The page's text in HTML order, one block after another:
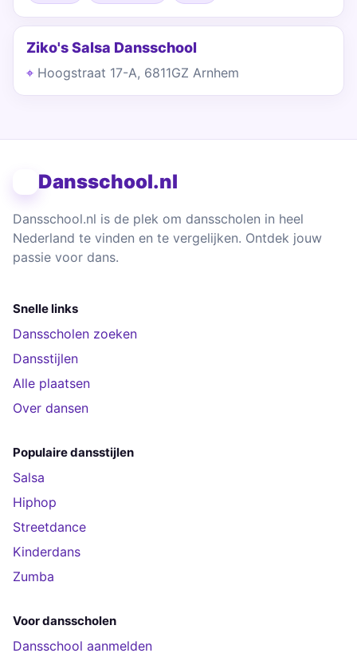
Ziko's Salsa Dansschool
Hoogstraat 17-A, 6811GZ Arnhem
Dansschool.nl
Dansschool.nl is de plek om dansscholen in heel
Nederland te vinden en te vergelijken. Ontdek jouw
passie voor dans.
Snelle links
Dansscholen zoeken
Dansstijlen
Alle plaatsen
Over dansen
Populaire dansstijlen
Salsa
Hiphop
Streetdance
Kinderdans
Zumba
Voor dansscholen
Dansschool aanmelden